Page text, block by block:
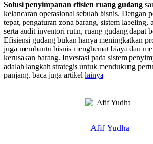
Solusi penyimpanan efisien ruang gudang
kelancaran operasional sebuah bisnis. Dengan
tepat, pengaturan zona barang, sistem labeling,
serta audit inventori rutin, ruang gudang dapat
Efisiensi gudang bukan hanya meningkatkan
juga membantu bisnis menghemat biaya dan
kerusakan barang. Investasi pada sistem
adalah langkah strategis untuk mendukung
panjang. baca juga artikel lainya
Afif Yudha